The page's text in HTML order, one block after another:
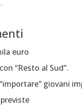
euro
“Resto al Sud”.
giovani